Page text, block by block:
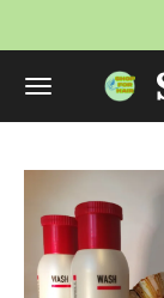
naar
de